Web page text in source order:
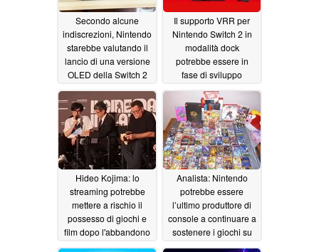
Secondo alcune
indiscrezioni, Nintendo
starebbe valutando il
lancio di una versione
OLED della Switch 2
07/13/2026
Il supporto VRR per
Nintendo Switch 2 in
modalità dock
potrebbe essere in
fase di sviluppo
07/11/2026
Hideo Kojima: lo
streaming potrebbe
mettere a rischio il
possesso di giochi e
film dopo l'abbandono
Analista: Nintendo
potrebbe essere
l’ultimo produttore di
console a continuare a
sostenere i giochi su